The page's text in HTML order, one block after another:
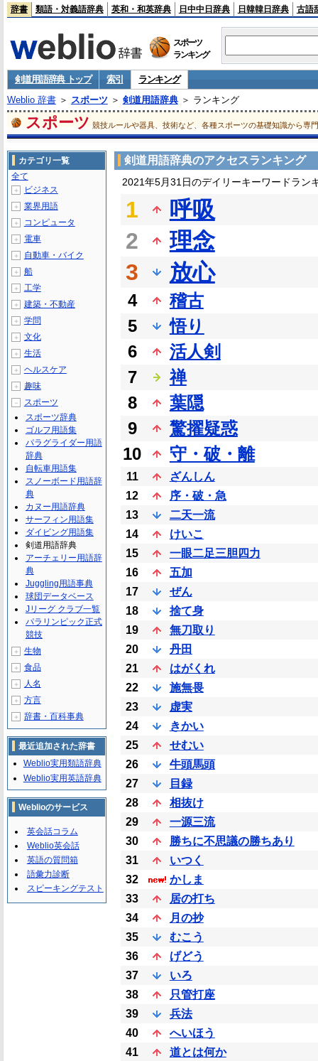
辞書 類語・対義語辞典 英和・和英辞典 日中中日辞典 日韓韓日辞典 古語
スポーツ
ランキング
剣道用語辞典 トップ 索引
ランキング
Weblio 辞書＞ スポーツ ＞ 剣道用語辞典＞ ランキング
スポーツ 競技ルールや器具、技術など、各種スポーツの基礎知識から専
剣道用語辞典のアクセスランキング
2021年5月31日のデイリーキーワードラン
1
呼吸
2
理念
3
放心
4
稽古
5
悟り
6
活人剣
7
禅
8
葉隠
9
驚擢疑惑
10
守・破・離
11
ざんしん
12
序・破・急
13
二天一流
14
けいこ
15
一眼二足三胆四力
16
五加
17
ぜん
18
捨て身
19
無刀取り
20
丹田
21
はがくれ
22
施無畏
23
虚実
24
きかい
25
せむい
26
牛頭馬頭
27
目録
28
相抜け
29
一源三流
30
勝ちに不思議の勝ちあり
31
いつく
32
かしま
33
居の打ち
34
月の抄
35
むこう
36
げどう
37
いろ
38
只管打座
39
兵法
40
へいほう
41
道とは何か
カテゴリ一覧
全て
＋ ビジネス
＋ 業界用語
＋ コンピュータ
＋ 電車
＋ 自動車・バイク
＋ 船
＋ 工学
＋ 建築・不動産
＋ 学問
＋ 文化
＋ 生活
＋ ヘルスケア
＋ 趣味
－
スポーツ
スポーツ辞典
ゴルフ用語集
パラグライダー用語
辞典
自転車用語集
スノーボード用語辞
典
カヌー用語辞典
サーフィン用語集
ダイビング用語集
剣道用語辞典
アーチェリー用語辞
典
Juggling用語事典
球団データベース
Jリーグ クラブ一覧
パラリンピック正式
競技
＋ 生物
＋ 食品
＋ 人名
＋ 方言
＋ 辞書・百科事典
最近追加された辞書
Weblio実用類語辞典
Weblio実用英語辞典
Weblioのサービス
英会話コラム
Weblio英会話
英語の質問箱
語彙力診断
スピーキングテスト